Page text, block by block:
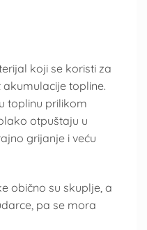
koji se koristi za
topline.
toplinu prilikom
otpuštaju u
grijanje i veću
obično su skuplje, a
pa se mora